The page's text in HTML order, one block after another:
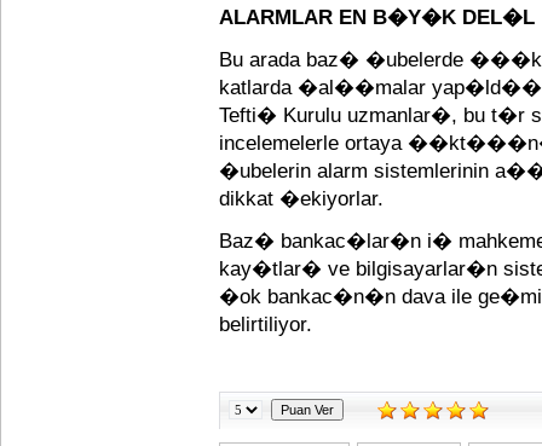
ALARMLAR EN B�Y�K DEL�L
Bu arada baz� �ubelerde
katlarda �al��malar
Tefti� Kurulu uzmanlar�, bu t�r
incelemelerle ortaya
�ubelerin alarm sistemlerinin
dikkat �ekiyorlar.
Baz� bankac�lar�n i�
kay�tlar� ve bilgisayarlar�n
�ok bankac�n�n dava ile
belirtiliyor.